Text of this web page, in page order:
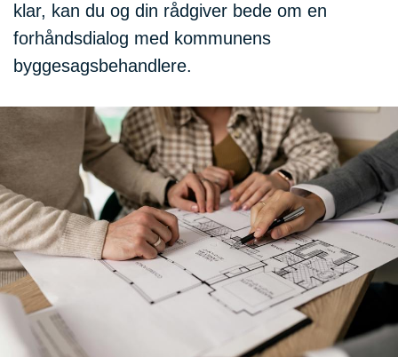
klar, kan du og din rådgiver bede om en
forhåndsdialog med kommunens
byggesagsbehandlere.